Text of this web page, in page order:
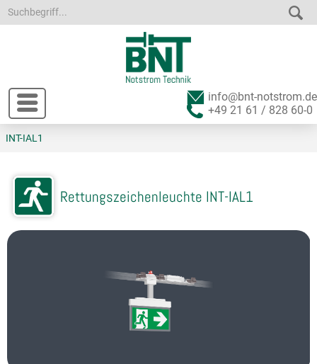
info@bnt-notstrom.de
+49 21 61 / 828 60-0
INT-IAL1
Rettungszeichenleuchte INT-IAL1